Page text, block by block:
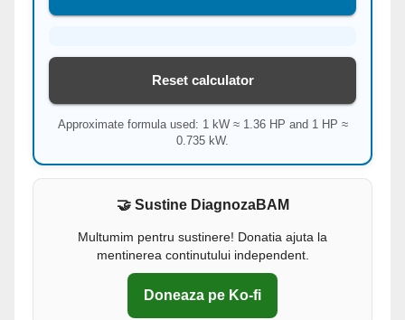
Reset calculator
Approximate formula used: 1 kW ≈ 1.36 HP and 1 HP ≈
0.735 kW.
🤝 Sustine DiagnozaBAM
Multumim pentru sustinere! Donatia ajuta la
mentinerea continutului independent.
Doneaza pe Ko-fi